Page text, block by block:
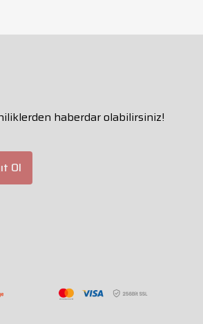
haberdar olabilirsiniz!
Ol